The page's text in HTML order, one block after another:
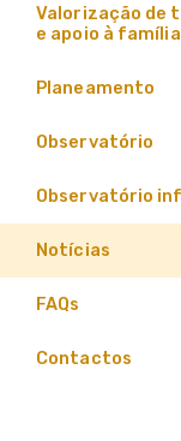
Valorização de
e apoio à família
Planeamento
Observatório
Observatório
Notícias
FAQs
Contactos
Escola de